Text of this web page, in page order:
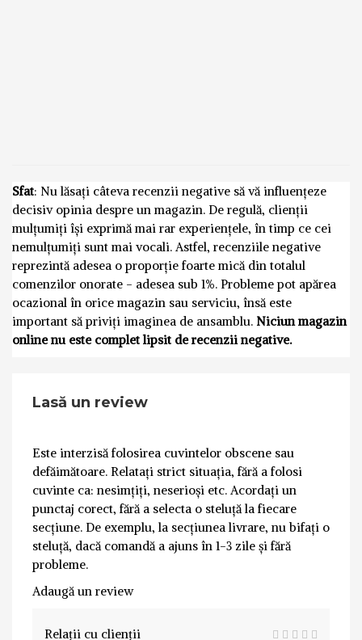
Sfat: Nu lăsați câteva recenzii negative să vă influențeze
decisiv opinia despre un magazin. De regulă, clienții
mulțumiți își exprimă mai rar experiențele, în timp ce cei
nemulțumiți sunt mai vocali. Astfel, recenziile negative
reprezintă adesea o proporție foarte mică din totalul
comenzilor onorate - adesea sub 1%. Probleme pot apărea
ocazional în orice magazin sau serviciu, însă este
important să priviți imaginea de ansamblu. Niciun magazin
online nu este complet lipsit de recenzii negative.
Lasă un review
Este interzisă folosirea cuvintelor obscene sau
defăimătoare. Relatați strict situația, fără a folosi
cuvinte ca: nesimțiți, neserioși etc. Acordați un
punctaj corect, fără a selecta o steluță la fiecare
secțiune. De exemplu, la secțiunea livrare, nu bifați o
steluță, dacă comandă a ajuns în 1-3 zile și fără
probleme.
Adaugă un review
Relații cu clienții